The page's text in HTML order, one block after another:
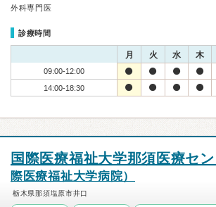
外科専門医
診療時間
月 火 水 木
09:00-12:00
14:00-18:30
国際医療福祉大学那須医療セ
際医療福祉大学病院）
栃木県那須塩原市井口